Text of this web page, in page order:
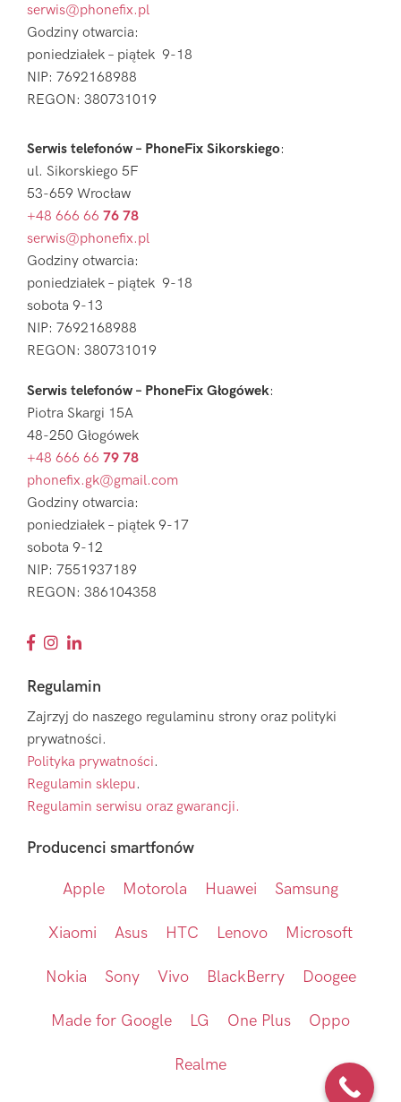
serwis@phonefix.pl
Godziny otwarcia:
poniedziałek – piątek 9-18
NIP: 7692168988
REGON: 380731019
Serwis telefonów – PhoneFix Sikorskiego:
ul. Sikorskiego 5F
53-659 Wrocław
+48 666 66 76 78
serwis@phonefix.pl
Godziny otwarcia:
poniedziałek – piątek 9-18
sobota 9-13
NIP: 7692168988
REGON: 380731019
Serwis telefonów – PhoneFix Głogówek:
Piotra Skargi 15A
48-250 Głogówek
+48 666 66 79 78
phonefix.gk@gmail.com
Godziny otwarcia:
poniedziałek – piątek 9-17
sobota 9-12
NIP: 7551937189
REGON: 386104358
Regulamin
Zajrzyj do naszego regulaminu strony oraz polityki
prywatności.
Polityka prywatności.
Regulamin sklepu.
Regulamin serwisu oraz gwarancji.
Producenci smartfonów
Apple Motorola Huawei Samsung
Xiaomi Asus HTC Lenovo Microsoft
Nokia Sony Vivo BlackBerry Doogee
Made for Google LG One Plus Oppo
Realme